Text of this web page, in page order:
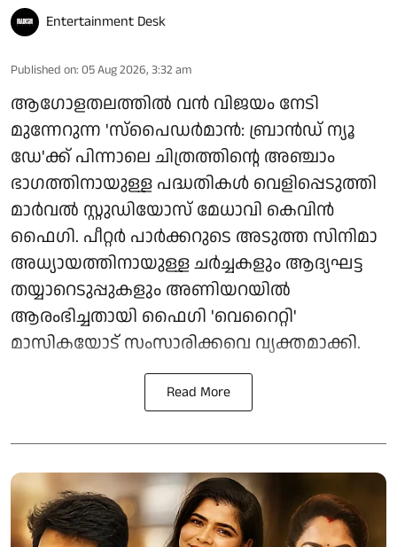
Entertainment Desk
Published on: 05 Aug 2026, 3:32 am
ആഗോളതലത്തിൽ വൻ വിജയം നേടി
മുന്നേറുന്ന 'സ്‌പൈഡർമാൻ: ബ്രാൻഡ് ന്യൂ
ഡേ'ക്ക് പിന്നാലെ ചിത്രത്തിന്റെ അഞ്ചാം
ഭാഗത്തിനായുള്ള പദ്ധതികൾ വെളിപ്പെടുത്തി
മാർവൽ സ്റ്റുഡിയോസ് മേധാവി കെവിൻ
ഫൈഗി. പീറ്റർ പാർക്കറുടെ അടുത്ത സിനിമാ
അധ്യായത്തിനായുള്ള ചർച്ചകളും ആദ്യഘട്ട
തയ്യാറെടുപ്പുകളും അണിയറയിൽ
ആരംഭിച്ചതായി ഫൈഗി 'വെറൈറ്റി'
മാസികയോട് സംസാരിക്കവെ വ്യക്തമാക്കി.
Read More